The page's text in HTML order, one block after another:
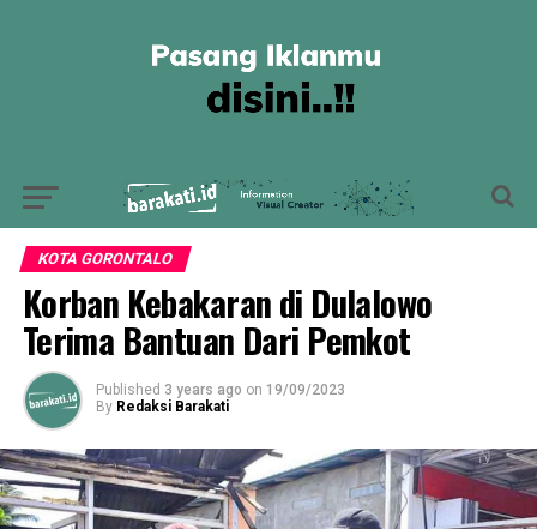
KOTA GORONTALO
Korban Kebakaran di Dulalowo
Terima Bantuan Dari Pemkot
Published 3 years ago on 19/09/2023
By Redaksi Barakati